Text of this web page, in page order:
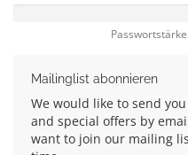
Mailinglist abonnieren
We would like to send
and special offers by
want to join our mailing